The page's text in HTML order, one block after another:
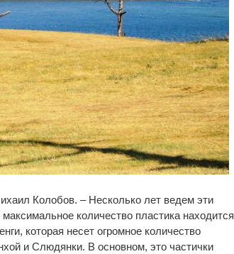
Колобов. – Несколько лет ведем эти
количество пластика находится
которая несет огромное количество
и Слюдянки. В основном, это частички